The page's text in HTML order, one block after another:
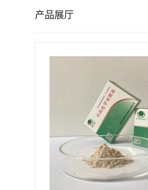
产品展厅